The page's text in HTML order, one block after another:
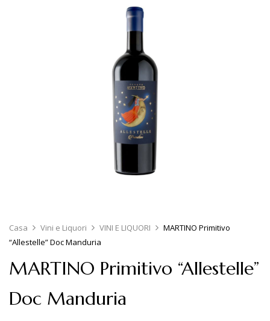
Casa Vini e Liquori VINI E LIQUORI
MARTINO Primitivo
“Allestelle” Doc Manduria
MARTINO Primitivo “Allestelle”
Doc Manduria